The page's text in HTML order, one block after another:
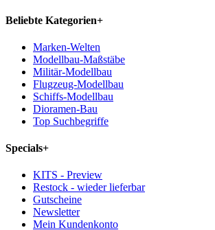
Beliebte Kategorien+
Marken-Welten
Modellbau-Maßstäbe
Militär-Modellbau
Flugzeug-Modellbau
Schiffs-Modellbau
Dioramen-Bau
Top Suchbegriffe
Specials+
KITS - Preview
Restock - wieder lieferbar
Gutscheine
Newsletter
Mein Kundenkonto